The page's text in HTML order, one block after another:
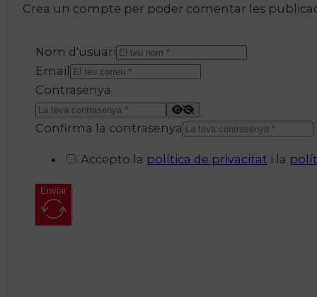
Crea un compte per poder comentar les
Nom d'usuari
Email
Contrasenya
Confirma la contrasenya
Accepto la política de privacitat i la
Enviar